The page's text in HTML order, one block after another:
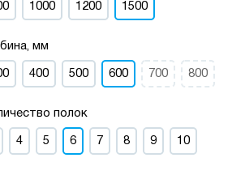
1000 1200 1500
мм
400 500 600 700 800
полок
4 5 6 7 8 9 10